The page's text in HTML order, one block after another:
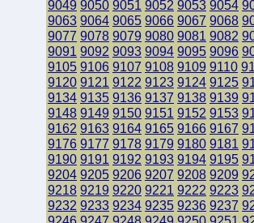
9049 9050 9051 9052 9053 9054
9063 9064 9065 9066 9067 9068
9077 9078 9079 9080 9081 9082
9091 9092 9093 9094 9095 9096
9105 9106 9107 9108 9109 9110
9120 9121 9122 9123 9124 9125
9134 9135 9136 9137 9138 9139
9148 9149 9150 9151 9152 9153
9162 9163 9164 9165 9166 9167
9176 9177 9178 9179 9180 9181
9190 9191 9192 9193 9194 9195
9204 9205 9206 9207 9208 9209
9218 9219 9220 9221 9222 9223
9232 9233 9234 9235 9236 9237